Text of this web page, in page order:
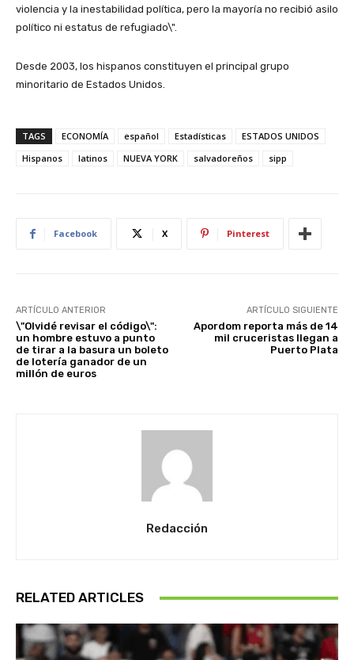
violencia y la inestabilidad política, pero la mayoría no recibió asilo
político ni estatus de refugiado\".
Desde 2003, los hispanos constituyen el principal grupo
minoritario de Estados Unidos.
TAGS ECONOMÍA español Estadísticas
ESTADOS UNIDOS
Hispanos
latinos NUEVA YORK salvadoreños sipp
Facebook X Pinterest
ARTÍCULO ANTERIOR
\"Olvidé revisar el código\":
un hombre estuvo a punto
de tirar a la basura un boleto
de lotería ganador de un
millón de euros
ARTÍCULO SIGUIENTE
Apordom reporta más de 14
mil cruceristas llegan a
Puerto Plata
Redacción
RELATED ARTICLES